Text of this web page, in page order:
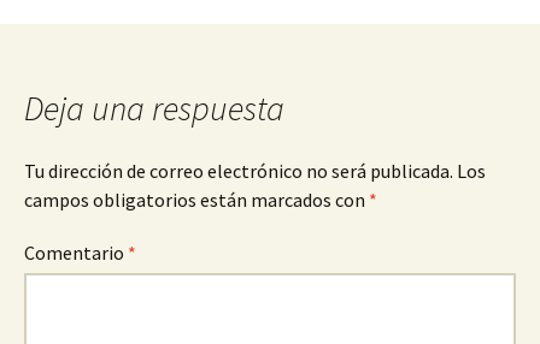
de
entradas
Deja una respuesta
Tu dirección de correo electrónico no será publicada. Los
campos obligatorios están marcados con *
Comentario *